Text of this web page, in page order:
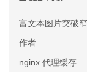
富文本图片突破
作者
nginx 代理缓存